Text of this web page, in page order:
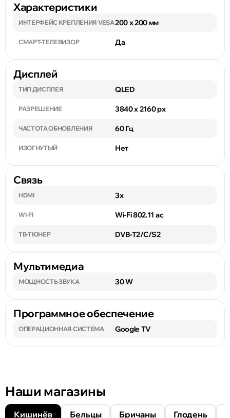
Характеристики
ИНТЕРФЕЙС КРЕПЛЕНИЯ VESA200 x 200 мм
СМАРТ-ТЕЛЕВИЗОР Да
Дисплей
ТИП ДИСПЛЕЯ QLED
РАЗРЕШЕНИЕ 3840 x 2160 px
ЧАСТОТА ОБНОВЛЕНИЯ 60 Гц
ИЗОГНУТЫЙ Нет
Связь
HDMI 3x
WI-FI Wi-Fi 802.11 ac
ТВ-ТЮНЕР DVB-T2/C/S2
Мультимедиа
МОЩНОСТЬ ЗВУКА 30 W
Программное обеспечение
ОПЕРАЦИОННАЯ СИСТЕМА Google TV
Наши магазины
Кишинёв Бельцы Бричаны Глодень